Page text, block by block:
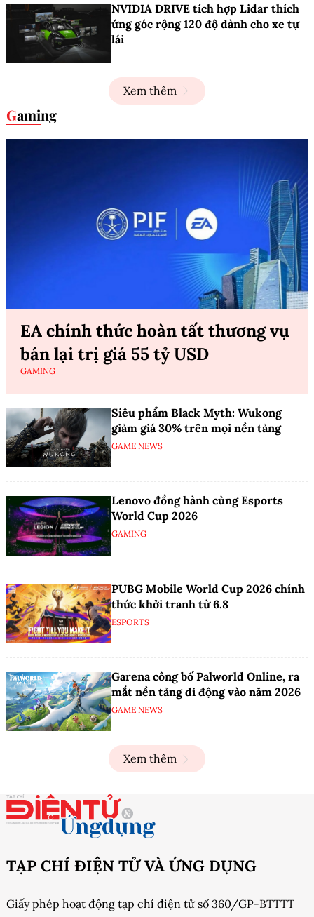
NVIDIA DRIVE tích hợp Lidar thích
ứng góc rộng 120 độ dành cho xe tự
lái
Xem thêm
Gaming
EA chính thức hoàn tất thương vụ
bán lại trị giá 55 tỷ USD
GAMING
Siêu phẩm Black Myth: Wukong
giảm giá 30% trên mọi nền tảng
GAME NEWS
Lenovo đồng hành cùng Esports
World Cup 2026
GAMING
PUBG Mobile World Cup 2026 chính
thức khởi tranh từ 6.8
ESPORTS
Garena công bố Palworld Online, ra
mắt nền tảng di động vào năm 2026
GAME NEWS
Xem thêm
TẠP CHÍ ĐIỆN TỬ VÀ ỨNG DỤNG
Giấy phép hoạt động tạp chí điện tử số 360/GP-BTTTT